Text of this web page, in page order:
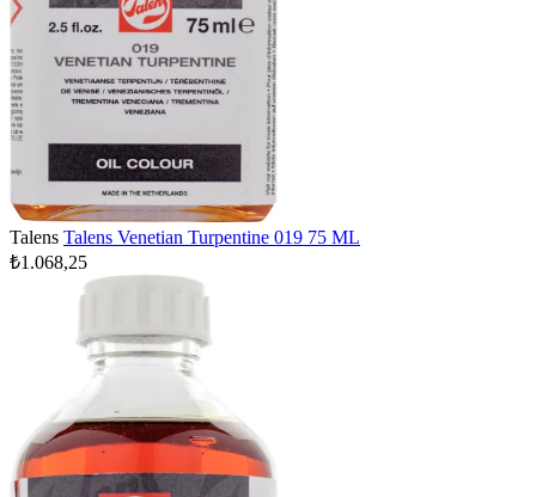
Talens Talens Venetian Turpentine 019 75 ML
₺1.068,25